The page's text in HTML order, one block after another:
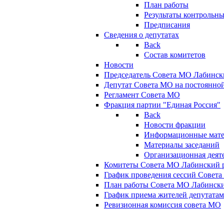
План работы
Результаты
Предписания
Сведения о депутатах
Back
Состав комитетов
Новости
Председатель Совета МО
Депутат Совета МО на
Регламент Совета МО
Фракция партии "Единая Россия"
Back
Новости фракции
Информационные
Материалы заседаний
Организационная
Комитеты Совета МО Лабинский
График проведения сессий
План работы Совета МО
График приема жителей
Ревизионная комиссия совета МО